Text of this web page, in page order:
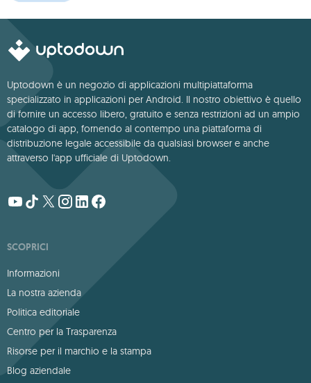
Uptodown è un negozio di applicazioni multipiattaforma
specializzato in applicazioni per Android. Il nostro obiettivo è quello
di fornire un accesso libero, gratuito e senza restrizioni ad un ampio
catalogo di app, fornendo al contempo una piattaforma di
distribuzione legale accessibile da qualsiasi browser e anche
attraverso l'app ufficiale di Uptodown.
SCOPRICI
Informazioni
La nostra azienda
Politica editoriale
Centro per la Trasparenza
Risorse per il marchio e la stampa
Blog aziendale